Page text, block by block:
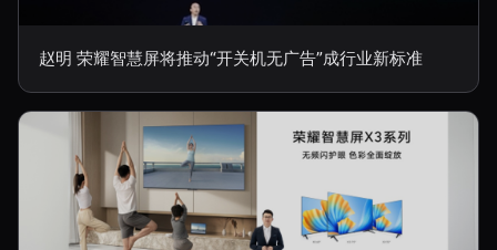
赵明 荣耀智慧屏将推动“开关机无广告”成行业新标准